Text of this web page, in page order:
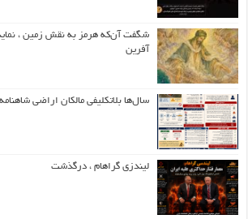
شگفت آن‌که هرمز به نقش زمین ،
آفرین
سال‌ها بلاتکلیفی مالکان اراضی شاهنامه ۳۵
لیندزی گراهام ، درگذشت